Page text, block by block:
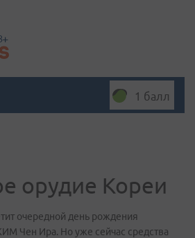
1 балл
орудие Кореи
очередной день рождения
Чен Ира. Но уже сейчас средства